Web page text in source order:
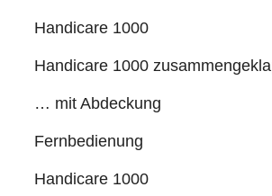
Handicare 1000
Handicare 1000
… mit Abdeckung
Fernbedienung
Handicare 1000